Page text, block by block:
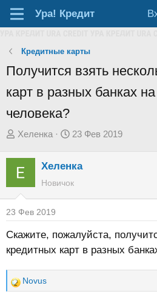
Ура! Кредит
Кредитные карты
Получится взять
карт в разных банках
человека?
А
о
е
м
ы
Хеленка
Д
т
ч
а
л
23 Фев 2019
Хеленка
Новичок
23 Фев 2019
Скажите, пожалуйста,
кредитных карт в разных
Р
Novus